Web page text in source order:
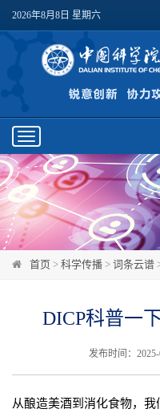
2026年8月8日 星期六
Toggle
navigation
首页 > 科学传播 > 词条云谱
DICP科普一
发布时间：
从酿造美酒到消化食物，